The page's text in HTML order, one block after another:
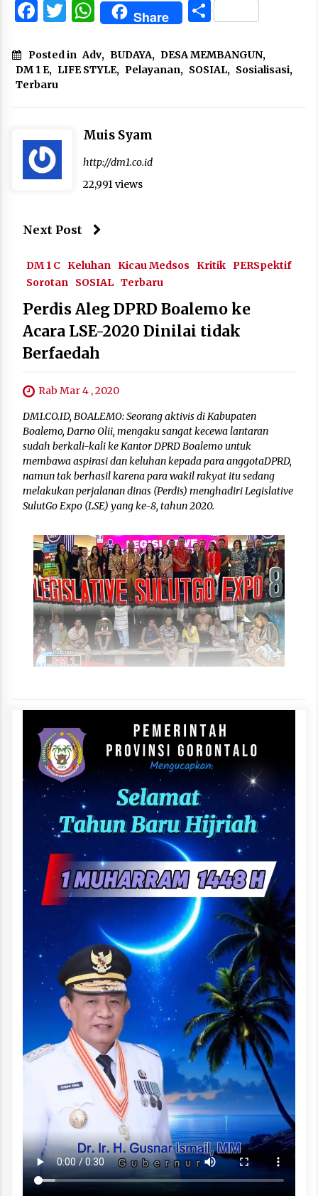
Facebook
Twitter
WhatsApp
Share Share
Posted in Adv, BUDAYA, DESA MEMBANGUN,
DM 1 E, LIFE STYLE, Pelayanan, SOSIAL, Sosialisasi,
Terbaru
Muis Syam
http://dm1.co.id
22,991 views
Next Post
DM 1 C Keluhan Kicau Medsos Kritik PERSpektif
Sorotan
SOSIAL Terbaru
Perdis Aleg DPRD Boalemo ke
Acara LSE-2020 Dinilai tidak
Berfaedah
Rab Mar 4 , 2020
DM1.CO.ID, BOALEMO: Seorang aktivis di Kabupaten
Boalemo, Darno Olii, mengaku sangat kecewa lantaran
sudah berkali-kali ke Kantor DPRD Boalemo untuk
membawa aspirasi dan keluhan kepada para anggotaDPRD,
namun tak berhasil karena para wakil rakyat itu sedang
melakukan perjalanan dinas (Perdis) menghadiri Legislative
SulutGo Expo (LSE) yang ke-8, tahun 2020.